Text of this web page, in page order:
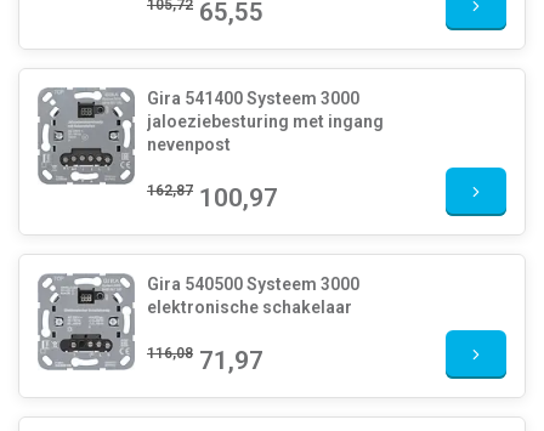
105,72 65,55
Gira 541400 Systeem 3000
jaloeziebesturing met ingang
nevenpost
162,87 100,97
Gira 540500 Systeem 3000
elektronische schakelaar
116,08 71,97